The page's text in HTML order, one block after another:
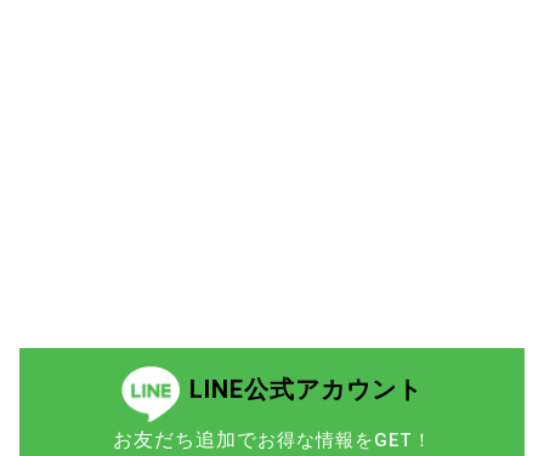
LINE公式アカウント
お友だち追加でお得な情報をGET！